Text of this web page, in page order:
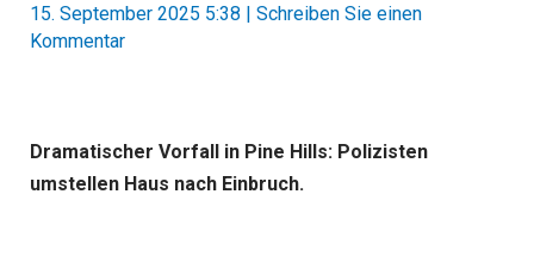
15. September 2025 5:38 | Schreiben Sie einen
Kommentar
Dramatischer Vorfall in Pine Hills: Polizisten
umstellen Haus nach Einbruch.